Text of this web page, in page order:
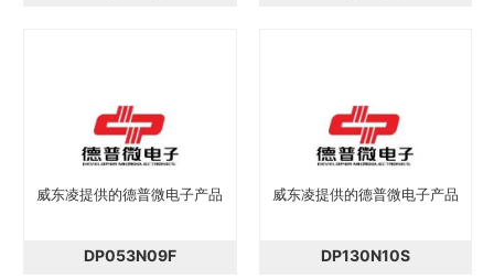
威东凌提供的德普微电子产品
DP053N09F
威东凌提供的德普微电子产品
DP130N10S